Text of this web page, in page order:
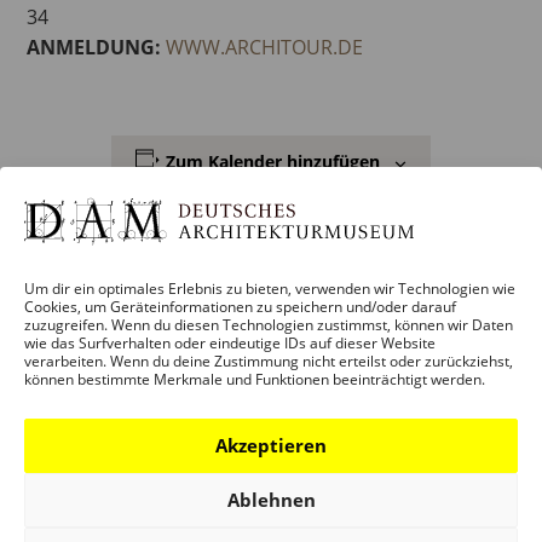
Um dir ein optimales Erlebnis zu bieten, verwenden wir Technologien wie
Cookies, um Geräteinformationen zu speichern und/oder darauf
zuzugreifen. Wenn du diesen Technologien zustimmst, können wir Daten
wie das Surfverhalten oder eindeutige IDs auf dieser Website
verarbeiten. Wenn du deine Zustimmung nicht erteilst oder zurückziehst,
können bestimmte Merkmale und Funktionen beeinträchtigt werden.
Akzeptieren
Ablehnen
34
ANMELDUNG:WWW.ARCHITOUR.DE
Zum Kalender hinzufügen
DETAILS
Datum:
12. September 2020
10:00 – 17:00